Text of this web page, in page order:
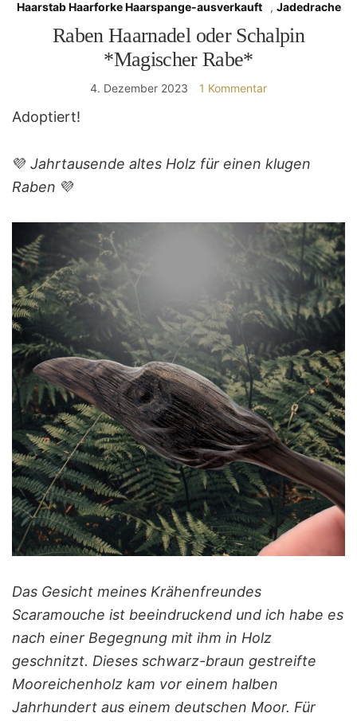
Haarstab Haarforke Haarspange-ausverkauft , Jadedrache
Raben Haarnadel oder Schalpin
*Magischer Rabe*
4. Dezember 2023 1 Kommentar
Adoptiert!
💜 Jahrtausende altes Holz für einen klugen
Raben 💜
Das Gesicht meines Krähenfreundes
Scaramouche ist beeindruckend und ich habe es
nach einer Begegnung mit ihm in Holz
geschnitzt. Dieses schwarz-braun gestreifte
Mooreichenholz kam vor einem halben
Jahrhundert aus einem deutschen Moor. Für